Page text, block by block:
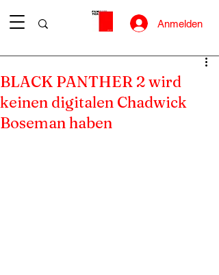
Anmelden
BLACK PANTHER 2 wird
keinen digitalen Chadwick
Boseman haben